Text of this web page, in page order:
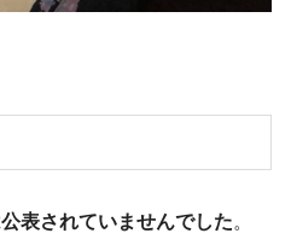
表されていませんでした。